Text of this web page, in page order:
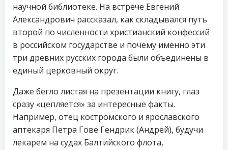
научной библиотеке. На встрече Евгений
Александрович рассказал, как складывался путь
второй по численности христианский конфессий
в российском государстве и почему именно эти
три древних русских города были объединены в
единый церковный округ.
Даже бегло листая на презентации книгу, глаз
сразу «цепляется» за интересные факты.
Например, отец костромского и ярославского
аптекаря Петра Гове Гендрик (Андрей), будучи
лекарем на судах Балтийского флота,